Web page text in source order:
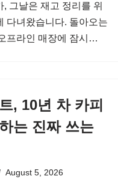
그날은 재고 정리를 위
다녀왔습니다. 돌아오는
프라인 매장에 잠시…
, 10년 차 카피
는 진짜 쓰는
August 5, 2026